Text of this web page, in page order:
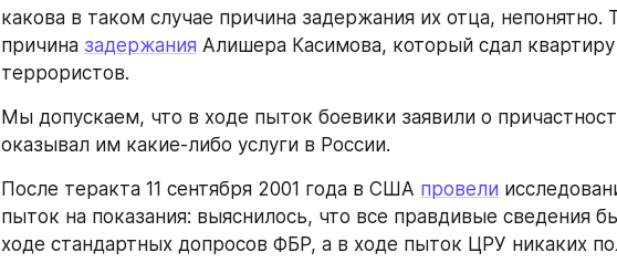
какова в таком случае причина задержания их отца, непонятно.
причина задержания Алишера Касимова, который сдал
террористов.
Мы допускаем, что в ходе пыток боевики заявили о
оказывал им какие-либо услуги в России.
После теракта 11 сентября 2001 года в США провели
пыток на показания: выяснилось, что все правдивые сведения
ходе стандартных допросов ФБР, а в ходе пыток ЦРУ никаких